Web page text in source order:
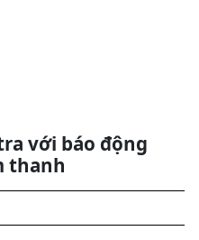
với báo động
thanh